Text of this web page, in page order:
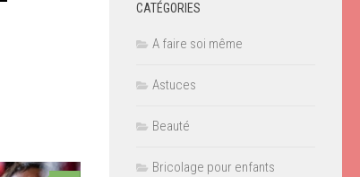
CATÉGORIES
A faire soi même
Astuces
Beauté
Bricolage pour enfants